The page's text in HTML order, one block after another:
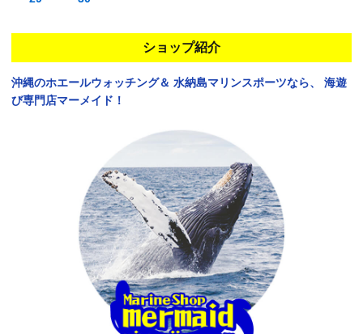
ショップ紹介
沖縄のホエールウォッチング＆ 水納島マリンスポーツなら、
海遊
び専門店マーメイド！